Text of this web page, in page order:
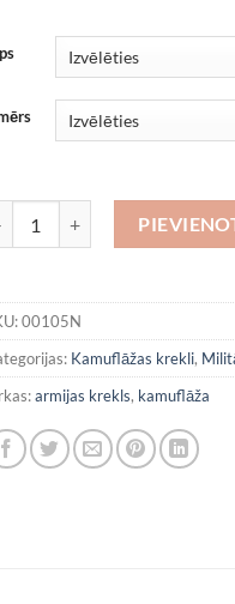
00105N
Kamuflāžas krekli,
armijas krekls, kamuflāža